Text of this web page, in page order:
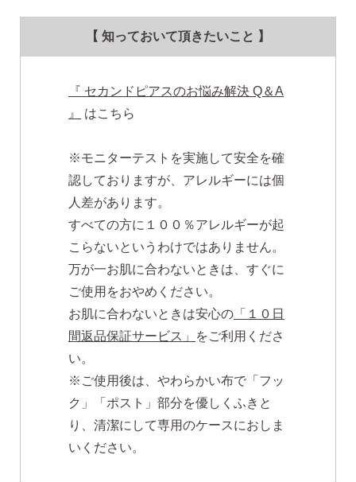
【 知っておいて頂きたいこと 】
『 セカンドピアスのお悩み解決 Q＆A
』
はこちら
※モニターテストを実施して安全を確
認しておりますが、アレルギーには個
人差があります。
すべての方に１００％アレルギーが起
こらないというわけではありません。
万が一お肌に合わないときは、すぐに
ご使用をおやめください。
お肌に合わないときは安心の 「１０日
間返品保証サービス」
をご利用くださ
い。
※ご使用後は、やわらかい布で「フッ
ク」「ポスト」部分を優しくふきと
り、清潔にして専用のケースにおしま
いください。